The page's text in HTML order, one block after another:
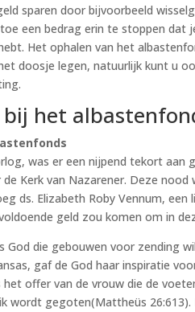
sparen door bijvoorbeeld
een bedrag erin te stoppen dat
Het ophalen van het
doosje legen, natuurlijk kunt u
het
was er een nijpend tekort aan
Kerk van Nazarener. Deze nood
ds. Elizabeth Roby Vennum,
geld zou komen om in
God die gebouwen voor zending
gaf de God haar inspiratie
offer van de vrouw die de
wordt gegoten(Mattheüs